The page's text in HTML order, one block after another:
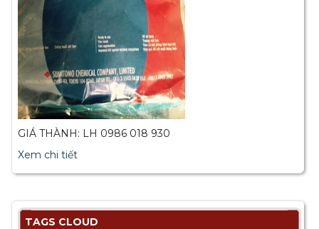
GIÁ THÀNH: LH 0986 018 930
Xem chi tiết
TAGS CLOUD